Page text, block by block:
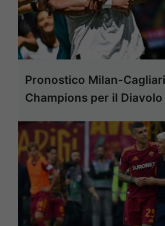
Pronostico Milan-
Champions per il Diavolo